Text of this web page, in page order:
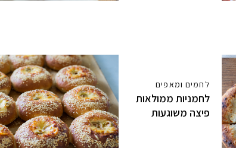
לחמים ומאפים
לחמניות ממולאות
פיצה משוגעות